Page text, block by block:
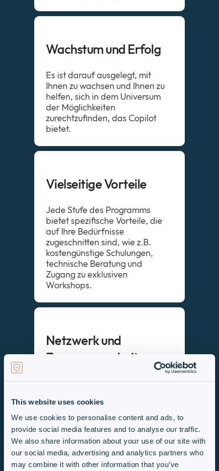
This website uses cookies
We use cookies to personalise content and ads, to
provide social media features and to analyse our traffic.
We also share information about your use of our site with
our social media, advertising and analytics partners who
may combine it with other information that you’ve
Wachstum und Erfolg
Es ist darauf ausgelegt, mit
Ihnen zu wachsen und Ihnen zu
helfen, sich in dem Universum
der Möglichkeiten
zurechtzufinden, das Copilot
bietet.
Vielseitige Vorteile
Jede Stufe des Programms
bietet spezifische Vorteile, die
auf Ihre Bedürfnisse
zugeschnitten sind, wie z.B.
kostengünstige Schulungen,
technische Beratung und
Zugang zu exklusiven
Workshops.
Netzwerk und
Zusammenarbeit
Durch die Teilnahme am
Netzwerk erweitern und von der
Zusammenarbeit mit anderen
Partnern und Experten
profitieren.